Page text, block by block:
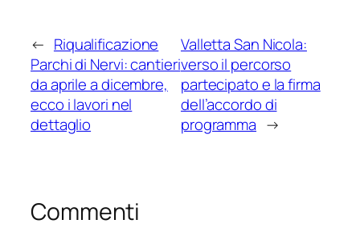
← Riqualificazione
Parchi di Nervi: cantieri
da aprile a dicembre,
ecco i lavori nel
dettaglio
Valletta San Nicola:
verso il percorso
partecipato e la firma
dell’accordo di
programma →
Commenti